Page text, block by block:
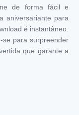
de forma fácil e
aniversariante para
é instantâneo.
se para surpreender
que garante a